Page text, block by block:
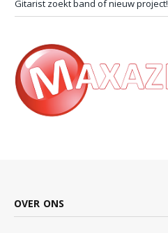
Gitarist zoekt band of nieuw project!
OVER ONS